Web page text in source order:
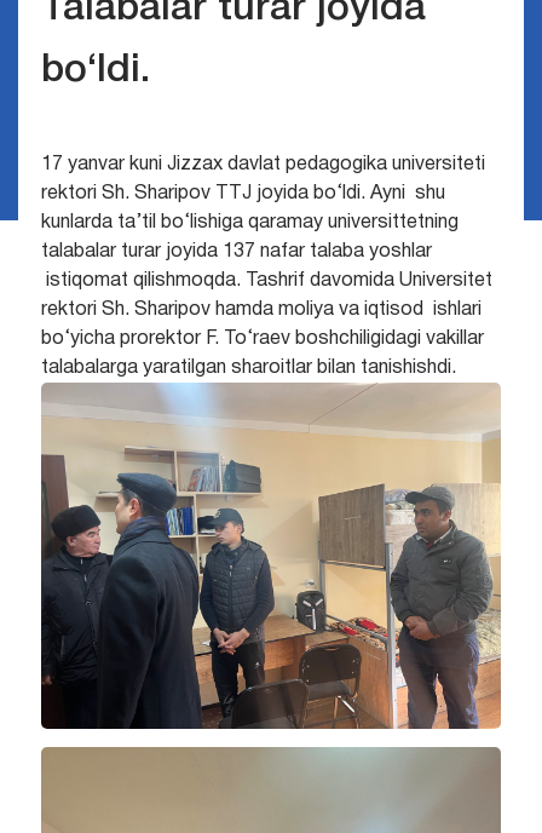
Talabalar turar joyida
bo‘ldi.
17 yanvar kuni Jizzax davlat pedagogika universiteti
rektori Sh. Sharipov TTJ joyida bo‘ldi. Ayni shu
kunlarda ta’til bo‘lishiga qaramay universittetning
talabalar turar joyida 137 nafar talaba yoshlar
istiqomat qilishmoqda.Tashrif davomida Universitet
rektori Sh. Sharipov hamda moliya va iqtisod ishlari
bo‘yicha prorektor F. To‘raev boshchiligidagi vakillar
talabalarga yaratilgan sharoitlar bilan tanishishdi.